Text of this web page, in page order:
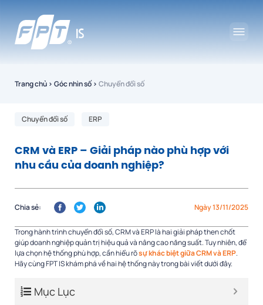
Trang chủ › Góc nhìn số› Chuyển đổi số
Chuyển đổi số ERP
CRM và ERP – Giải pháp nào phù hợp với
nhu cầu của doanh nghiệp?
Ngày 13/11/2025
Chia sẻ:
Trong hành trình chuyển đổi số, CRM và ERP là hai giải pháp then chốt
giúp doanh nghiệp quản trị hiệu quả và nâng cao năng suất. Tuy nhiên, để
lựa chọn hệ thống phù hợp, cần hiểu rõsự khác biệt giữa CRM và ERP.
Hãy cùng FPT IS khám phá về hai hệ thống này trong bài viết dưới đây.
Mục Lục